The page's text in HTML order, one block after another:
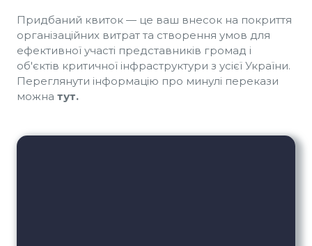
Придбаний квиток — це ваш внесок на покриття
організаційних витрат та створення умов для
ефективної участі представників громад і
об'єктів критичної інфраструктури з усієї України.
Переглянути інформацію про минулі перекази
можна тут.